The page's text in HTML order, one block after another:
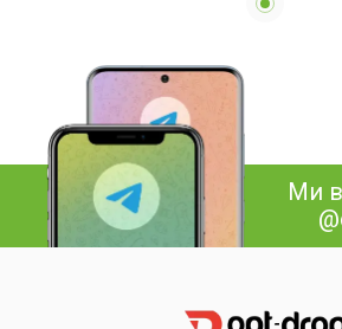
Ми в